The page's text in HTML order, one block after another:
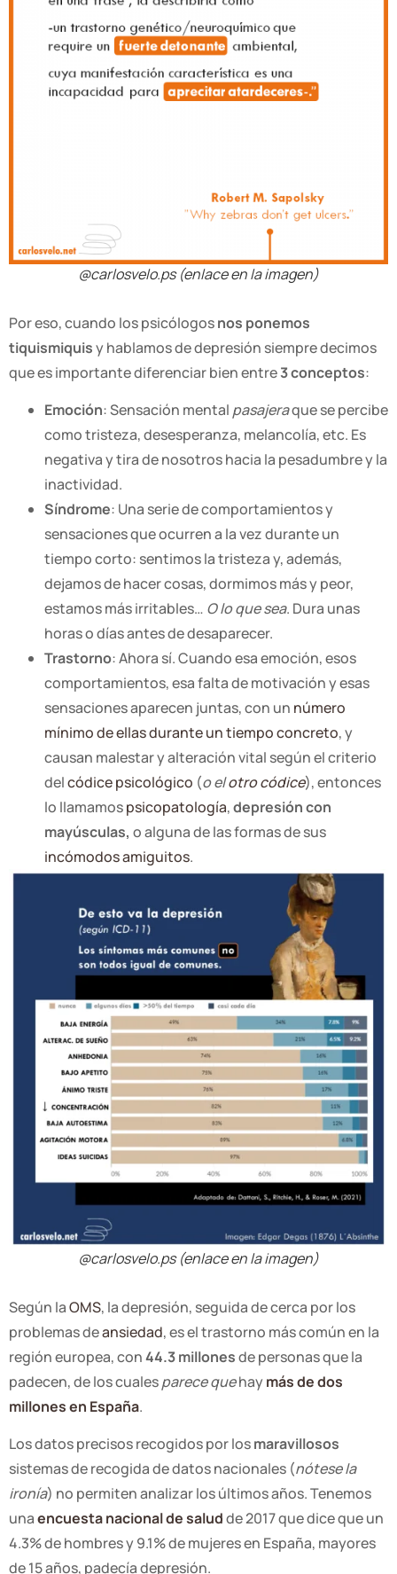
@carlosvelo.ps (enlace en la imagen)
Por eso, cuando los psicólogosnos ponemos
tiquismiquisy hablamos de depresión siempre decimos
que es importante diferenciar bien entre3 conceptos:
Emoción: Sensación mental pasajeraque se percibe
como tristeza, desesperanza, melancolía, etc. Es
negativa y tira de nosotros hacia la pesadumbre y la
inactividad.
Síndrome: Una serie de comportamientos y
sensaciones que ocurren a la vez durante un
tiempo corto: sentimos la tristeza y, además,
dejamos de hacer cosas, dormimos más y peor,
estamos más irritables… O lo que sea. Dura unas
horas o días antes de desaparecer.
Trastorno: Ahora sí. Cuando esa emoción, esos
comportamientos, esa falta de motivación y esas
sensaciones aparecen juntas, con un número
mínimo de ellas durante un tiempo concreto, y
causan malestar y alteración vital según el criterio
delcódice psicológico (o elotro códice), entonces
lo llamamospsicopatología,depresión con
mayúsculas, o alguna de las formas de sus
incómodos amiguitos.
@carlosvelo.ps (enlace en la imagen)
Según laOMS, la depresión, seguida de cerca por los
problemas deansiedad, es el trastorno más común en la
región europea, con44.3 millonesde personas que la
padecen, de los cualesparece quehaymás de dos
millones en España.
Los datos precisos recogidos por losmaravillosos
sistemas de recogida de datos nacionales (nótese la
ironía) no permiten analizar los últimos años. Tenemos
unaencuesta nacional de saludde 2017 que dice que un
4.3% de hombres y 9.1% de mujeres en España, mayores
de 15 años, padecía depresión.